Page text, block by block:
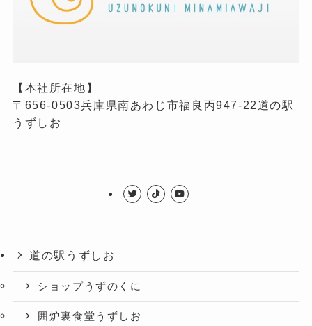
【本社所在地】
〒656-0503兵庫県南あわじ市福良丙947-22道の駅
うずしお
道の駅うずしお
ショップうずのくに
囲炉裏食堂うずしお